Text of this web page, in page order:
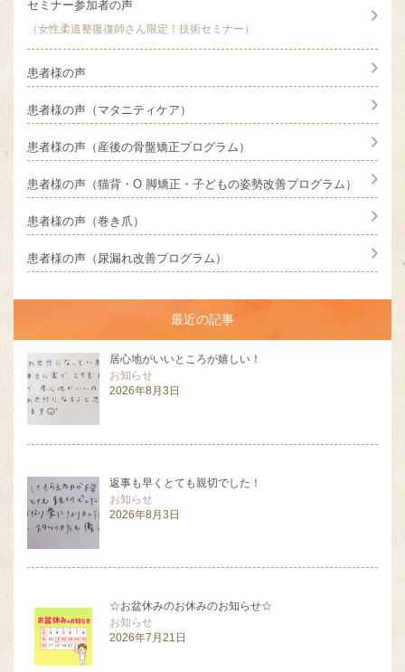
セミナー参加者の声
（女性柔道整復復師さん限定！技術セミナー）
患者様の声
患者様の声（マタニティケア）
患者様の声（産後の骨盤矯正プログラム）
患者様の声（猫背・O 脚矯正・子どもの姿勢改善プログラム）
患者様の声（巻き爪）
患者様の声（尿漏れ改善プログラム）
最近の記事
居心地がいいところが嬉しい！
お知らせ
2026年8月3日
返事も早くとても親切でした！
お知らせ
2026年8月3日
☆お盆休みのお休みのお知らせ☆
お知らせ
2026年7月21日